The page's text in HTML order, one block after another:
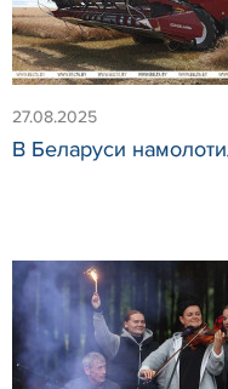
27.08.2025
В Беларуси